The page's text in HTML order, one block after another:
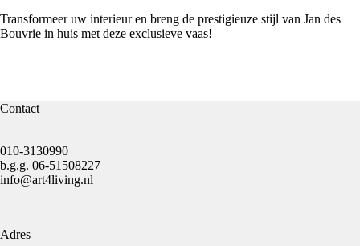
Transformeer uw interieur en breng de prestigieuze stijl van Jan des
Bouvrie in huis met deze exclusieve vaas!
Contact
010-3130990
b.g.g. 06-51508227
info@art4living.nl
Adres